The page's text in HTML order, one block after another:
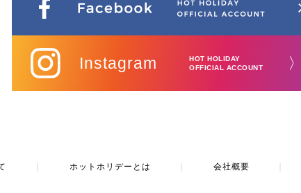
Instagram
HOT HOLIDAY
OFFICIAL ACCOUNT
〉
ホットホリデーとは 会社概要